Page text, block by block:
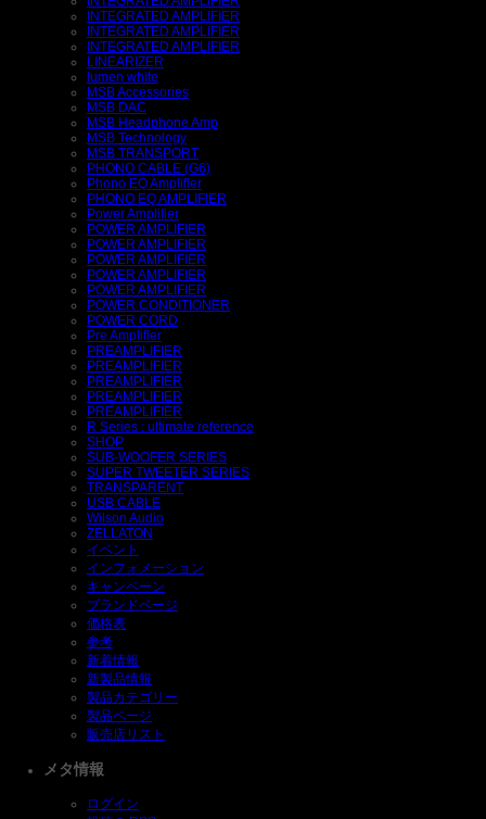
INTEGRATED AMPLIFIER
INTEGRATED AMPLIFIER
INTEGRATED AMPLIFIER
LINEARIZER
lumen white
MSB Accessories
MSB DAC
MSB Headphone Amp
MSB Technology
MSB TRANSPORT
PHONO CABLE (G6)
Phono EQ Amplifier
PHONO EQ AMPLIFIER
Power Amplifier
POWER AMPLIFIER
POWER AMPLIFIER
POWER AMPLIFIER
POWER AMPLIFIER
POWER AMPLIFIER
POWER CONDITIONER
POWER CORD
Pre Amplifier
PREAMPLIFIER
PREAMPLIFIER
PREAMPLIFIER
PREAMPLIFIER
PREAMPLIFIER
R Series : ultimate reference
SHOP
SUB-WOOFER SERIES
SUPER TWEETER SERIES
TRANSPARENT
USB CABLE
Wilson Audio
ZELLATON
イベント
インフォメーション
キャンペーン
ブランドページ
価格表
参考
新着情報
新製品情報
製品カテゴリー
製品ページ
販売店リスト
メタ情報
ログイン